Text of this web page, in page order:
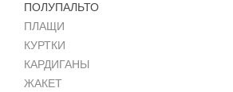
ПОЛУПАЛЬТО
ПЛАЩИ
КУРТКИ
КАРДИГАНЫ
ЖАКЕТ